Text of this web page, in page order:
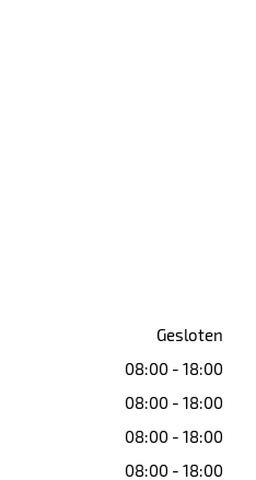
Gesloten
08:00 - 18:00
08:00 - 18:00
08:00 - 18:00
08:00 - 18:00